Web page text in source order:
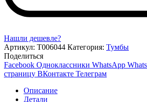
Нашли дешевле?
Артикул: Т006044 Категория: Тумбы
Поделиться
Facebook Одноклассники WhatsApp
страницу ВКонтакте Телеграм
Описание
Детали